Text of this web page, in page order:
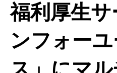
福利厚生
ンフォー